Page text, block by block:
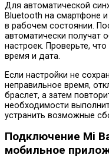
Для автоматической
Bluetooth на смартфоне
в рабочем состоянии.
автоматически получат
настроек. Проверьте,
время и дата.
Если настройки не
неправильное время,
браслет, а затем
необходимости
устранить возможные
Подключение Mi
мобильное